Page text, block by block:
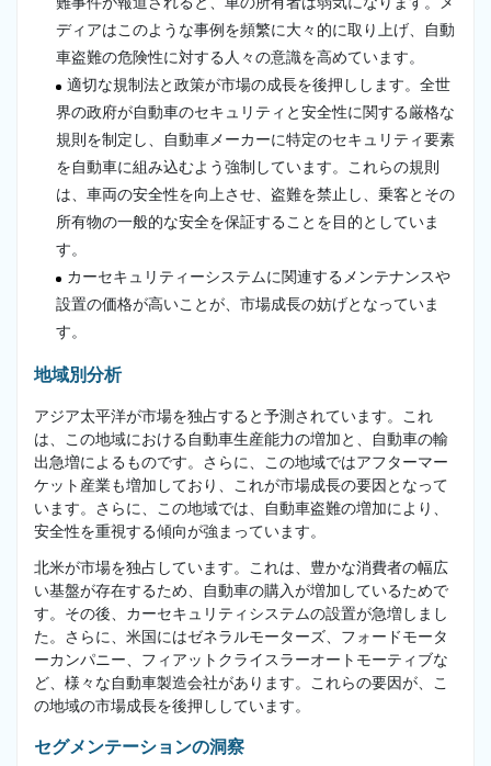
ディアはこのような事例を頻繁に大々的に取り上げ、自動
車盗難の危険性に対する人々の意識を高めています。
適切な規制法と政策が市場の成長を後押しします。全世
界の政府が自動車のセキュリティと安全性に関する厳格な
規則を制定し、自動車メーカーに特定のセキュリティ要素
を自動車に組み込むよう強制しています。これらの規則
は、車両の安全性を向上させ、盗難を禁止し、乗客とその
所有物の一般的な安全を保証することを目的としていま
す。
カーセキュリティーシステムに関連するメンテナンスや
設置の価格が高いことが、市場成長の妨げとなっていま
す。
地域別分析
アジア太平洋が市場を独占すると予測されています。これ
は、この地域における自動車生産能力の増加と、自動車の輸
出急増によるものです。さらに、この地域ではアフターマー
ケット産業も増加しており、これが市場成長の要因となって
います。さらに、この地域では、自動車盗難の増加により、
安全性を重視する傾向が強まっています。
北米が市場を独占しています。これは、豊かな消費者の幅広
い基盤が存在するため、自動車の購入が増加しているためで
す。その後、カーセキュリティシステムの設置が急増しまし
た。さらに、米国にはゼネラルモーターズ、フォードモータ
ーカンパニー、フィアットクライスラーオートモーティブな
ど、様々な自動車製造会社があります。これらの要因が、こ
の地域の市場成長を後押ししています。
セグメンテーションの洞察